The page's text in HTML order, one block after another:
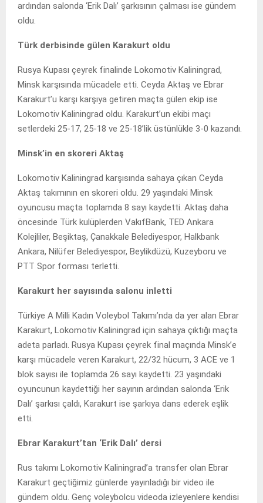
ardından salonda ‘Erik Dalı’ şarkısının çalması ise gündem
oldu.
Türk derbisinde gülen Karakurt oldu
Rusya Kupası çeyrek finalinde Lokomotiv Kaliningrad,
Minsk karşısında mücadele etti. Ceyda Aktaş ve Ebrar
Karakurt’u karşı karşıya getiren maçta gülen ekip ise
Lokomotiv Kaliningrad oldu. Karakurt’un ekibi maçı
setlerdeki 25-17, 25-18 ve 25-18’lik üstünlükle 3-0 kazandı.
Minsk’in en skoreri Aktaş
Lokomotiv Kaliningrad karşısında sahaya çıkan Ceyda
Aktaş takımının en skoreri oldu. 29 yaşındaki Minsk
oyuncusu maçta toplamda 8 sayı kaydetti. Aktaş daha
öncesinde Türk kulüplerden VakıfBank, TED Ankara
Kolejliler, Beşiktaş, Çanakkale Belediyespor, Halkbank
Ankara, Nilüfer Belediyespor, Beylikdüzü, Kuzeyboru ve
PTT Spor forması terletti.
Karakurt her sayısında salonu inletti
Türkiye A Milli Kadın Voleybol Takımı’nda da yer alan Ebrar
Karakurt, Lokomotiv Kaliningrad için sahaya çıktığı maçta
adeta parladı. Rusya Kupası çeyrek final maçında Minsk’e
karşı mücadele veren Karakurt, 22/32 hücum, 3 ACE ve 1
blok sayısı ile toplamda 26 sayı kaydetti. 23 yaşındaki
oyuncunun kaydettiği her sayının ardından salonda ‘Erik
Dalı’ şarkısı çaldı, Karakurt ise şarkıya dans ederek eşlik
etti.
Ebrar Karakurt’tan ‘Erik Dalı’ dersi
Rus takımı Lokomotiv Kaliningrad’a transfer olan Ebrar
Karakurt geçtiğimiz günlerde yayınladığı bir video ile
gündem oldu. Genç voleybolcu videoda izleyenlere kendisi